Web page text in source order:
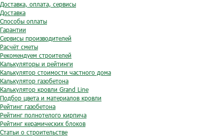
Доставка, оплата, сервисы
Доставка
Способы оплаты
Гарантии
Сервисы производителей
Расчёт сметы
Рекомендуем строителей
Калькуляторы и рейтинги
Калькулятор стоимости частного дома
Калькулятор газобетона
Калькулятор кровли Grand Line
Подбор цвета и материалов кровли
Рейтинг газобетона
Рейтинг полнотелого кирпича
Рейтинг керамических блоков
Статьи о строительстве